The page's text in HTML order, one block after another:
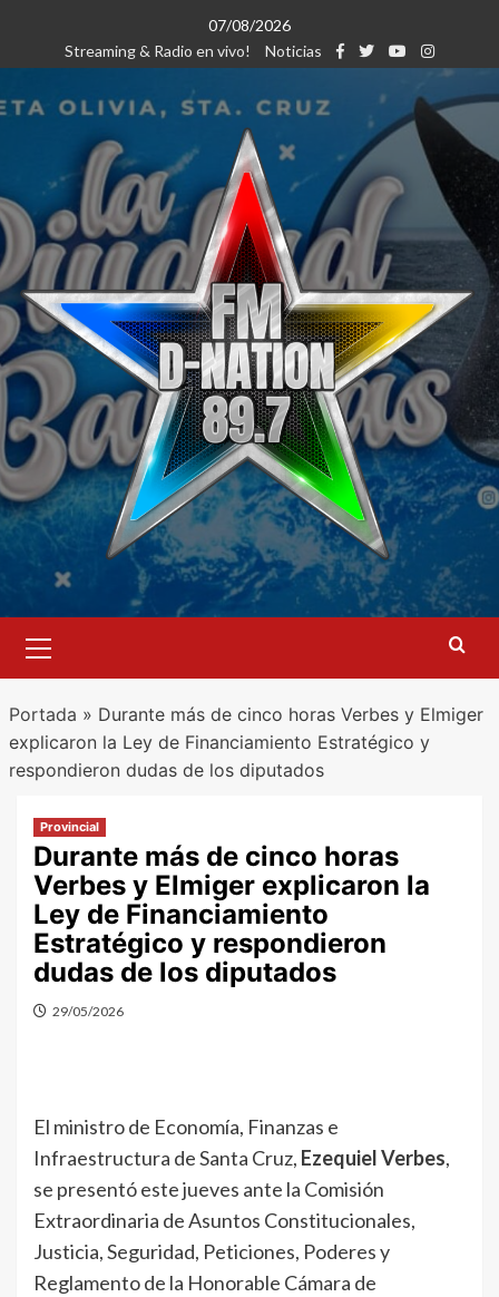
contenido
07/08/2026
Streaming & Radio en vivo!
Noticias
primario
Portada » Durante más de cinco horas Verbes y Elmiger
explicaron la Ley de Financiamiento Estratégico y
respondieron dudas de los diputados
Provincial
Durante más de cinco horas
Verbes y Elmiger explicaron la
Ley de Financiamiento
Estratégico y respondieron
dudas de los diputados
29/05/2026
El ministro de Economía, Finanzas e
Infraestructura de Santa Cruz, Ezequiel Verbes,
se presentó este jueves ante la Comisión
Extraordinaria de Asuntos Constitucionales,
Justicia, Seguridad, Peticiones, Poderes y
Reglamento de la Honorable Cámara de